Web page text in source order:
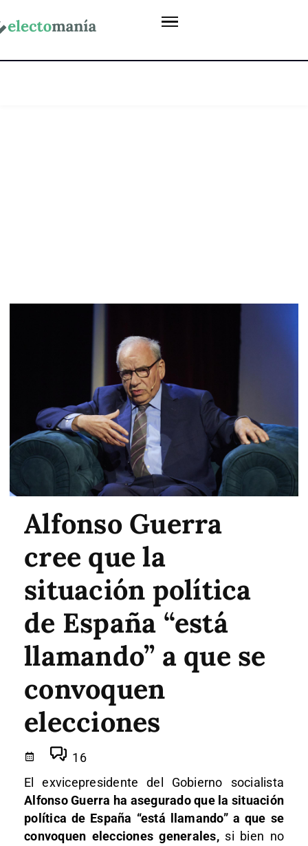
Alfonso Guerra
cree que la
situación política
de España “está
llamando” a que se
convoquen
elecciones
16
El exvicepresidente del Gobierno socialista
Alfonso Guerra ha asegurado que la situación
política de España “está llamando” a que se
convoquen elecciones generales,si bien no